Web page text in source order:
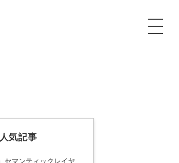
人気記事
セマンティックレイヤ